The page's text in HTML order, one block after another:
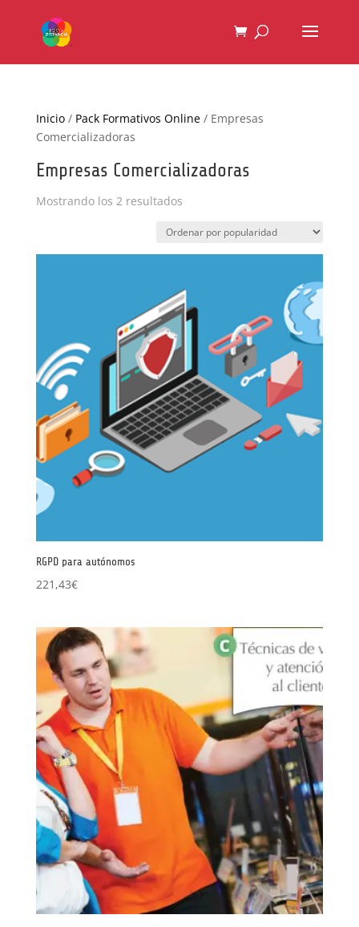
Inicio/ Pack Formativos Online/ Empresas
Comercializadoras
Empresas Comercializadoras
Mostrando los 2 resultadosOrdenado
popularidad
RGPD para autónomos
221,43€